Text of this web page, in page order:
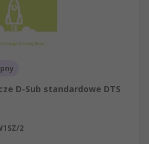
D-Sub standardowe DTS
2